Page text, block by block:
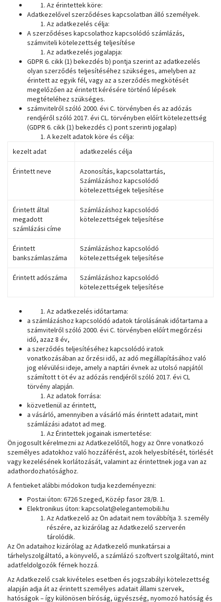
Az érintettek köre:
Adatkezelővel szerződéses kapcsolatban álló személyek.
Az adatkezelés célja:
A szerződéses kapcsolathoz kapcsolódó számlázás,
számviteli kötelezettség teljesítése
Az adatkezelés jogalapja:
GDPR 6. cikk (1) bekezdés b) pontja szerint az adatkezelés
olyan szerződés teljesítéséhez szükséges, amelyben az
érintett az egyik fél, vagy az a szerződés megkötését
megelőzően az érintett kérésére történő lépések
megtételéhez szükséges.
számvitelről szóló 2000. évi C. törvényben és az adózás
rendjéről szóló 2017. évi CL. törvényben előírt kötelezettség
(GDPR 6. cikk (1) bekezdés c) pont szerinti jogalap)
A kezelt adatok köre és célja:
kezelt adat
adatkezelés célja
Érintett neve
Azonosítás, kapcsolattartás,
Számlázáshoz kapcsolódó
kötelezettségek teljesítése
Érintett által
megadott
számlázási címe
Számlázáshoz kapcsolódó
kötelezettségek teljesítése
Érintett
bankszámlaszáma
Számlázáshoz kapcsolódó
kötelezettségek teljesítése
Érintett adószáma
Számlázáshoz kapcsolódó
kötelezettségek teljesítése
Az adatkezelés időtartama:
a számlázáshoz kapcsolódó adatok tárolásának időtartama a
számvitelről szóló 2000. évi C. törvényben előírt megőrzési
idő, azaz 8 év,
a szerződés teljesítéséhez kapcsolódó iratok
vonatkozásában az őrzési idő, az adó megállapításához való
jog elévülési ideje, amely a naptári évnek az utolsó napjától
számított t öt év az adózás rendjéről szóló 2017. évi CL
törvény alapján.
Az adatok forrása:
közvetlenül az érintett,
a vásárló, amennyiben a vásárló más érintett adatait, mint
számlázási adatot ad meg.
Az Érintettek jogainak ismertetése:
Ön jogosult kérelmezni az Adatkezelőtől, hogy az Önre vonatkozó
személyes adatokhoz való hozzáférést, azok helyesbítését, törlését
vagy kezelésének korlátozását, valamint az érintettnek joga van az
adathordozhatósághoz.
A fentieket alábbi módokon tudja kezdeményezni:
Postai úton: 6726 Szeged, Közép fasor 28/B. 1.
Elektronikus úton: kapcsolat@elegantemobili.hu
Az Adatkezelő az Ön adatait nem továbbítja 3. személy
részére, az kizárólag az Adatkezelő szerverén
tárolódik.
Az Ön adataihoz kizárólag az Adatkezelő munkatársai a
tárhelyszolgáltató, a könyvelő, a számlázó szoftvert szolgáltató, mint
adatfeldolgozók férnek hozzá.
Az Adatkezelő csak kivételes esetben és jogszabályi kötelezettség
alapján adja át az érintett személyes adatait állami szervek,
hatóságok – így különösen bíróság, ügyészség, nyomozó hatóság és